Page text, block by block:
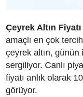
Çeyrek Altın Fiyatı
amaçlı en çok
çeyrek altın,
sergiliyor. Canlı
fiyatı anlık olarak
görüyor.